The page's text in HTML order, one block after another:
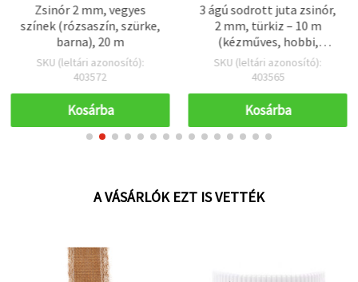
Zsinór 2 mm, vegyes
színek (rózsaszín, szürke,
barna), 20 m
SKU (leltári azonosító):
403572
Kosárba
3 ágú sodrott juta zsinór,
2 mm, türkiz – 10 m
(kézműves, hobbi,
dekoráció)
SKU (leltári azonosító):
403565
Kosárba
A VÁSÁRLÓK EZT IS VETTÉK